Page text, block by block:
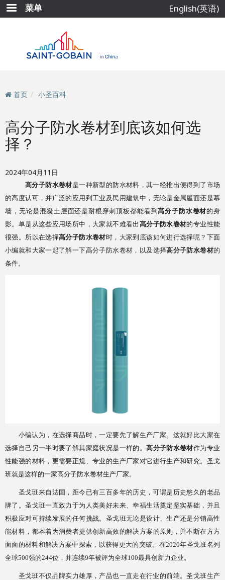
跳
转
菜单 English(英语)
首页 小圣百科
高分子防水卷材到底该如何选
择？
2024年04月11日
高分子防水卷材是一种新型的防水材料，其一经推出便得到了市场
的高度认可，并广泛的应用到工业及民用建筑中，无论是金属屋面还是幕
墙，无论是混凝土层面还是耐根穿刺顶板都能看到高分子防水卷材的身
影。单是从这些应用场所中，大家就不难看出 高分子防水卷材的专业性能
很强。所以在选择高分子防水卷材时，大家到底该如何进行选择呢？下面
小编就和大家一起了解一下高分子防水卷材，以及选择高分子防水卷材的
条件。
小编认为，在选择商品时，一定要先了解生产厂家。这就好比大家在
选择自己另一半时要了解其家庭状况是一样的。高分子防水卷材作为专业
性能强的材料，更需要正规、专业的生产厂家对它进行生产和研究。圣戈
班就是这样的一家高分子防水卷材生产厂家。
圣戈班来自法国，距今已有三百多年的历史，可谓是历史悠久的老品
牌了。圣戈班一直致力于为人类美好未来、幸福生活奠定坚实基础，并且
积极应对可持续发展的任何挑战。圣戈班无论是设计、生产还是分销高性
能材料，都本着为消费者提供创新高效的解决方案的原则，并不断在方方
面面的材料和解决方案中探索，以获得更大的突破。在2020年圣戈班名列
全球500强的244位，并连续9年被评为全球100最具创新力企业。
圣戈班不仅品牌实力雄厚，产品也一直走在行业的前端。圣戈班生产